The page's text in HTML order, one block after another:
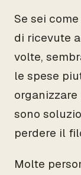
Se sei
di ricevute
volte,
le spese
sono
perdere il
Molte